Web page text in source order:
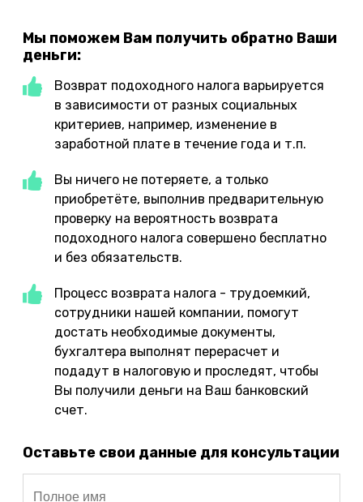
Мы поможем Вам получить обратно Ваши
деньги:
Возврат подоходного налога варьируется
в зависимости от разных социальных
критериев, например, изменение в
заработной плате в течение года и т.п.
Вы ничего не потеряете, а только
приобретёте, выполнив предварительную
проверку на вероятность возврата
подоходного налога совершено бесплатно
и без обязательств.
Процесс возврата налога - трудоемкий,
сотрудники нашей компании, помогут
достать необходимые документы,
бухгалтера выполнят перерасчет и
подадут в налоговую и проследят, чтобы
Вы получили деньги на Ваш банковский
счет.
Оставьте свои данные для консультации